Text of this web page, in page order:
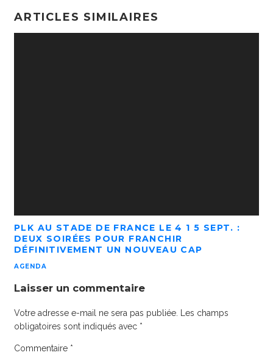
ARTICLES SIMILAIRES
PLK AU STADE DE FRANCE LE 4 1 5 SEPT. :
DEUX SOIRÉES POUR FRANCHIR
DÉFINITIVEMENT UN NOUVEAU CAP
AGENDA
Laisser un commentaire
Votre adresse e-mail ne sera pas publiée.
Les champs
obligatoires sont indiqués avec *
Commentaire *